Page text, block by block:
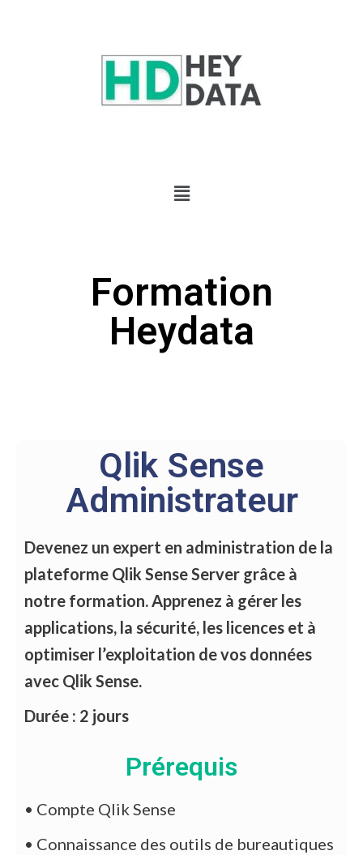
Formation
Heydata
Qlik Sense
Administrateur
Devenez un expert en administration de la
plateforme Qlik Sense Server grâce à
notre formation. Apprenez à gérer les
applications, la sécurité, les licences et à
optimiser l’exploitation de vos données
avec Qlik Sense.
Durée : 2 jours
Prérequis
• Compte Qlik Sense
• Connaissance des outils de bureautiques